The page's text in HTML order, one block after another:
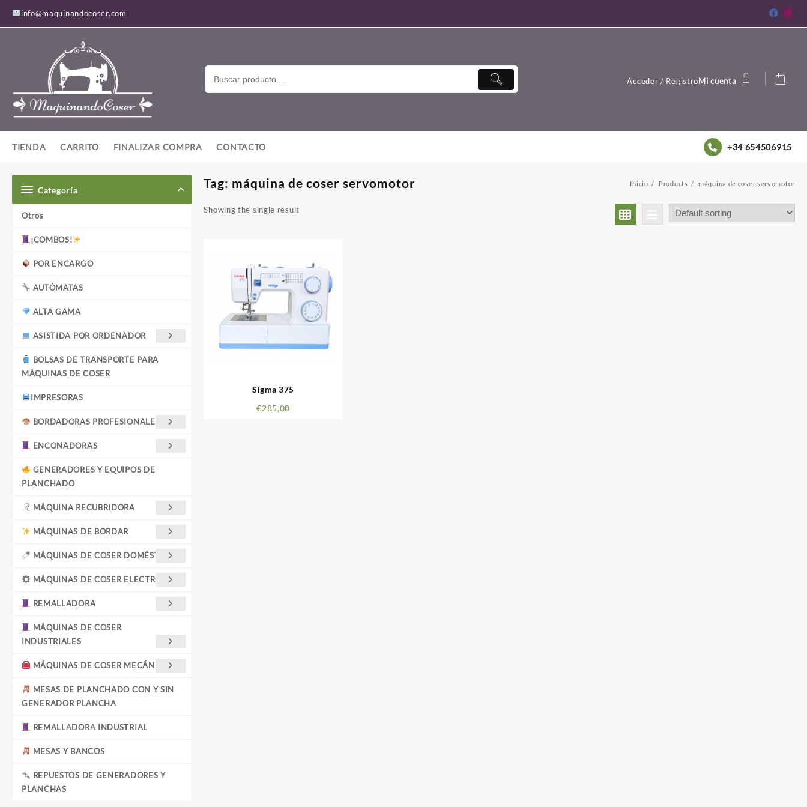
contenido
info@maquinandocoser.com
Acceder / RegistroMi cuenta
TIENDA CARRITO FINALIZAR COMPRA CONTACTO +34 654506915
Categoría
Otros
¡COMBOS!
POR ENCARGO
AUTÓMATAS
ALTA GAMA
ASISTIDA POR ORDENADOR
BOLSAS DE TRANSPORTE PARA
MÁQUINAS DE COSER
IMPRESORAS
BORDADORAS PROFESIONALES
ENCONADORAS
GENERADORES Y EQUIPOS DE
PLANCHADO
MÁQUINA RECUBRIDORA
MÁQUINAS DE BORDAR
MÁQUINAS DE COSER DOMÉSTICAS
MÁQUINAS DE COSER ELECTRÓNICA
REMALLADORA
MÁQUINAS DE COSER
INDUSTRIALES
MÁQUINAS DE COSER MECÁNICAS
MESAS DE PLANCHADO CON Y SIN
GENERADOR PLANCHA
REMALLADORA INDUSTRIAL
MESAS Y BANCOS
REPUESTOS DE GENERADORES Y
PLANCHAS
Tag: máquina de coser servomotor Inicio Products máquina de coser servomotor
Showing the single result
Sigma 375
€285,00